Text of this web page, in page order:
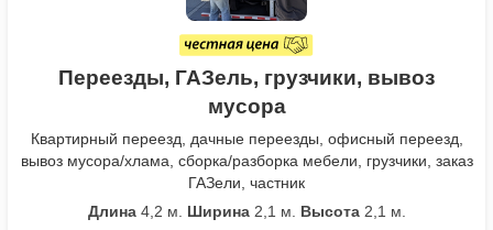
Переезды, ГАЗель, грузчики, вывоз
мусора
Квартирный переезд, дачные переезды, офисный переезд,
вывоз мусора/хлама, сборка/разборка мебели, грузчики, заказ
ГАЗели, частник
Длина4,2 м. Ширина2,1 м. Высота2,1 м.